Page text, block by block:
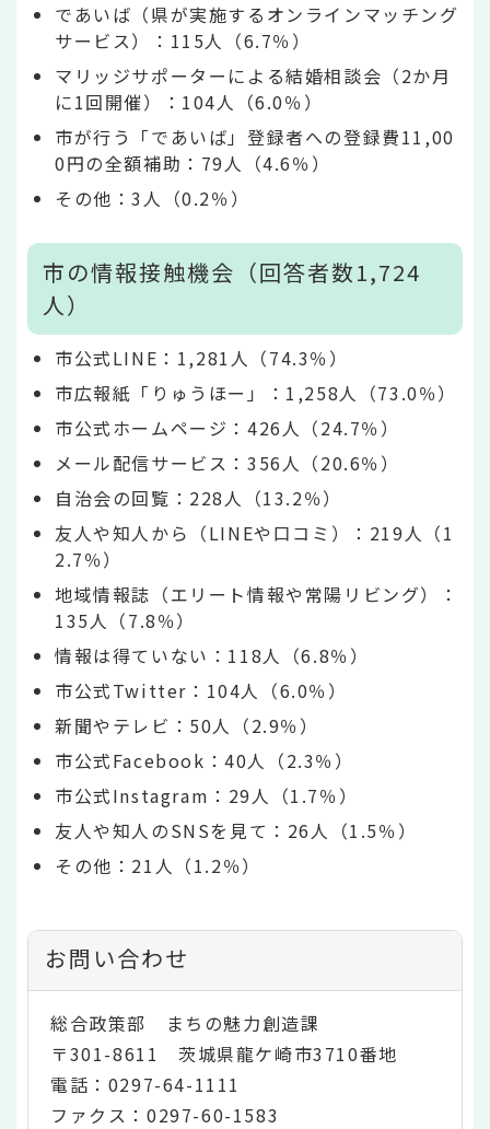
であいば（県が実施するオンラインマッチング
サービス）：115人（6.7％）
マリッジサポーターによる結婚相談会（2か月
に1回開催）：104人（6.0％）
市が行う「であいば」登録者への登録費11,00
0円の全額補助：79人（4.6％）
その他：3人（0.2％）
市の情報接触機会（回答者数1,724
人）
市公式LINE：1,281人（74.3％）
市広報紙「りゅうほー」：1,258人（73.0％）
市公式ホームページ：426人（24.7％）
メール配信サービス：356人（20.6％）
自治会の回覧：228人（13.2％）
友人や知人から（LINEや口コミ）：219人（1
2.7％）
地域情報誌（エリート情報や常陽リビング）：
135人（7.8％）
情報は得ていない：118人（6.8％）
市公式Twitter：104人（6.0％）
新聞やテレビ：50人（2.9％）
市公式Facebook：40人（2.3％）
市公式Instagram：29人（1.7％）
友人や知人のSNSを見て：26人（1.5％）
その他：21人（1.2％）
お問い合わせ
総合政策部 まちの魅力創造課
〒301-8611 茨城県龍ケ崎市3710番地
電話：0297-64-1111
ファクス：0297-60-1583